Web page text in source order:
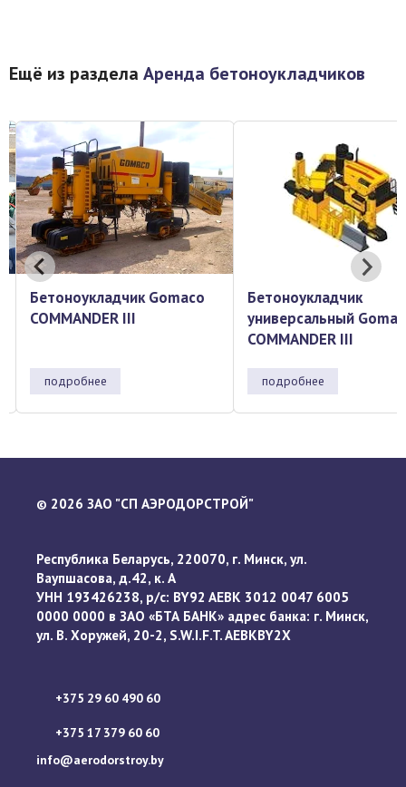
Ещё из раздела Аренда бетоноукладчиков
Бетоноукладчик
универсальный Gomaco
подробнее
Бетоноукладчик
GHP-2800
подробнее
© 2026 ЗАО "СП АЭРОДОРСТРОЙ"
Республика Беларусь, 220070, г. Минск, ул.
Ваупшасова, д.42, к. А
УНН 193426238, р/с: BY92 AEBK 3012 0047 6005
0000 0000 в ЗАО «БТА БАНК» адрес банка: г. Минск,
ул. В. Хоружей, 20-2, S.W.I.F.T. AEBKBY2X
+375 29 60 490 60
+375 17 379 60 60
info@aerodorstroy.by